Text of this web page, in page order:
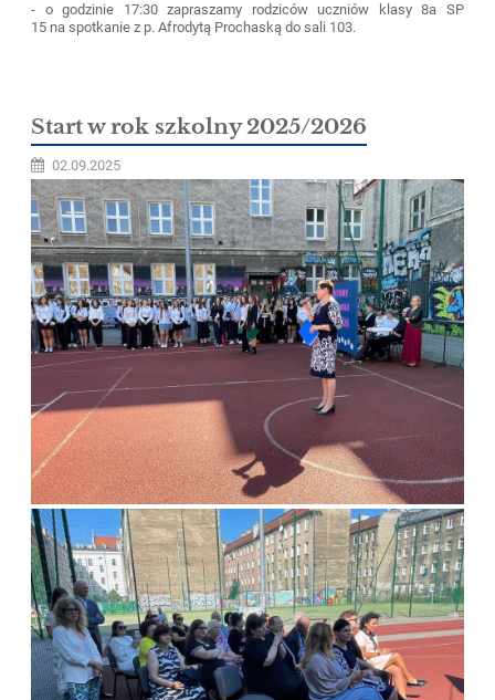
- o godzinie 17:30 zapraszamy rodziców uczniów klasy 8a SP
15 na spotkanie z p. Afrodytą Prochaską do sali 103.
Start w rok szkolny 2025/2026
02.09.2025